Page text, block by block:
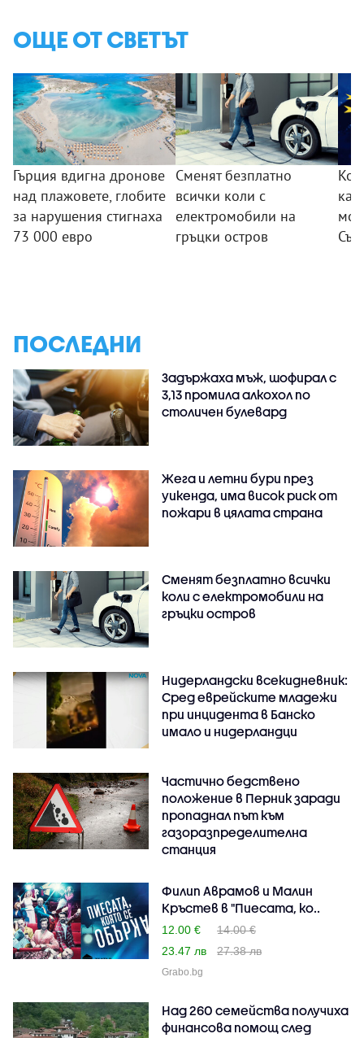
ОЩЕ ОТ СВЕТЪТ
Гърция вдигна дронове
над плажовете, глобите
за нарушения стигнаха
73 000 евро
Сменят безплатно
всички коли с
електромобили на
гръцки остров
ПОСЛЕДНИ
Задържаха мъж, шофирал с
3,13 промила алкохол по
столичен булевард
Жега и летни бури през
уикенда, има висок риск от
пожари в цялата страна
Сменят безплатно всички
коли с електромобили на
гръцки остров
Нидерландски всекидневник:
Сред еврейските младежи
при инцидента в Банско
имало и нидерландци
Частично бедствено
положение в Перник заради
пропаднал път към
газоразпределителна
станция
Филип Аврамов и Малин
Кръстев в "Пиесата, ко..
12.00 €
14.00 €
23.47 лв
27.38 лв
Grabo.bg
Над 260 семейства получиха
финансова помощ след